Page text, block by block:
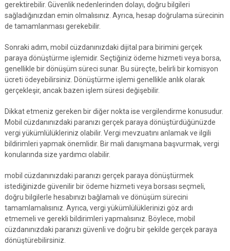
gerektirebilir. Güvenlik nedenlerinden dolayı, doğru bilgileri
sağladığınızdan emin olmalısınız. Ayrıca, hesap doğrulama sürecinin
de tamamlanması gerekebilir.
Sonraki adım, mobil cüzdanınızdaki dijital para birimini gerçek
paraya dönüştürme işlemidir. Seçtiğiniz ödeme hizmeti veya borsa,
genellikle bir dönüşüm süreci sunar. Bu süreçte, belirli bir komisyon
ücreti ödeyebilirsiniz. Dönüştürme işlemi genellikle anlık olarak
gerçekleşir, ancak bazen işlem süresi değişebilir.
Dikkat etmeniz gereken bir diğer nokta ise vergilendirme konusudur.
Mobil cüzdanınızdaki paranızı gerçek paraya dönüştürdüğünüzde
vergi yükümlülükleriniz olabilir. Vergi mevzuatını anlamak ve ilgili
bildirimleri yapmak önemlidir. Bir mali danışmana başvurmak, vergi
konularında size yardımcı olabilir.
mobil cüzdanınızdaki paranızı gerçek paraya dönüştürmek
istediğinizde güvenilir bir ödeme hizmeti veya borsası seçmeli,
doğru bilgilerle hesabınızı bağlamalı ve dönüşüm sürecini
tamamlamalısınız. Ayrıca, vergi yükümlülüklerinizi göz ardı
etmemeli ve gerekli bildirimleri yapmalısınız. Böylece, mobil
cüzdanınızdaki paranızı güvenli ve doğru bir şekilde gerçek paraya
dönüştürebilirsiniz.